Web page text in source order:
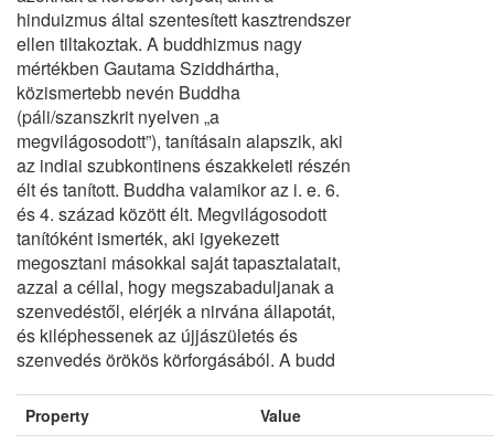
hinduizmus által szentesített kasztrendszer
ellen tiltakoztak. A buddhizmus nagy
mértékben Gautama Sziddhártha,
közismertebb nevén Buddha
(páli/szanszkrit nyelven „a
megvilágosodott”), tanításain alapszik, aki
az indiai szubkontinens északkeleti részén
élt és tanított. Buddha valamikor az i. e. 6.
és 4. század között élt. Megvilágosodott
tanítóként ismerték, aki igyekezett
megosztani másokkal saját tapasztalatait,
azzal a céllal, hogy megszabaduljanak a
szenvedéstől, elérjék a nirvána állapotát,
és kiléphessenek az újjászületés és
szenvedés örökös körforgásából. A budd
Property Value